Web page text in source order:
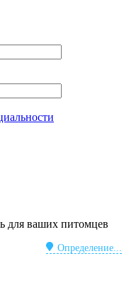
для ваших питомцев
Определение...